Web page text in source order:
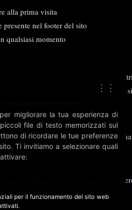
alla prima visita
nel footer del sito
qualsiasi momento
> Privacy e sicurezza > Cookie e
e sicurezza > Cookie e dati dei
Privacy, ricerca e servizi > Cookie
cookie potrebbe influire sulla
a questa informativa sui cookie o per
⋮⋮
migliorare la tua esperienza di
file di testo memorizzati sul
di ricordare le tue preferenze
Ti invitiamo a selezionare quali
per il funzionamento del sito web